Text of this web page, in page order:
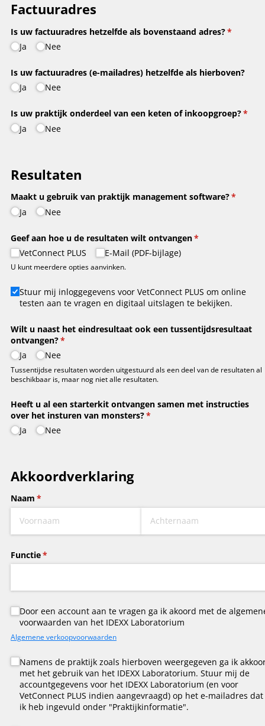
Factuuradres
Is uw factuuradres hetzelfde als bovenstaand adres?*
(is
Ja
Nee
Is uw factuuradres (e-mailadres) hetzelfde als hierboven?
Ja
Nee
Is uw praktijk onderdeel van een keten of inkoopgroep?*
(is
Ja
Nee
Resultaten
Maakt u gebruik van praktijk management software?*
(is
Ja
Nee
Geef aan hoe u de resultaten wilt ontvangen*
(is vereist)
VetConnect PLUS
E-Mail (PDF-bijlage)
U kunt meerdere opties aanvinken.
Stuur mij inloggegevens voor VetConnect PLUS om online
Stuur mij inloggegevens voor VetConnect PLUS om online
testen aan te vragen en digitaal uitslagen te bekijken.
Wilt u naast het eindresultaat ook een tussentijdsresultaat
ontvangen?*
(is vereist)
Ja
Nee
Tussentijdse resultaten worden uitgestuurd als een deel van de resultaten al
beschikbaar is, maar nog niet alle resultaten.
Heeft u al een starterkit ontvangen samen met instructies
over het insturen van monsters?*
(is vereist)
Ja
Nee
Akkoordverklaring
Naam *
(is vereist)
Functie*
(is vereist)
Untitled*
(is vereist)
Door een account aan te vragen ga ik akoord met de
voorwaarden van het IDEXX Laboratorium
Algemene verkoopvoorwaarden
Consent*
(is vereist)
Namens de praktijk zoals hierboven weergegeven ga ik
met het gebruik van het IDEXX Laboratorium. Stuur mij de
accountgegevens voor het IDEXX Laboratorium (en voor
VetConnect PLUS indien aangevraagd) op het e-mailadres dat
ik heb ingevuld onder "Praktijkinformatie".